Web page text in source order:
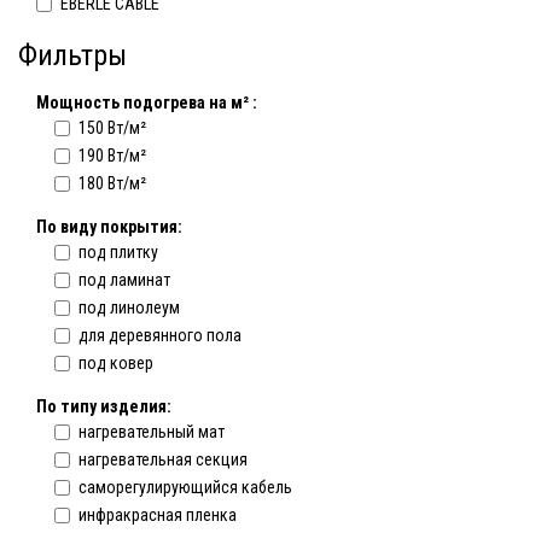
Фильтры
Мощность подогрева на м² :
150 Вт/м²
190 Вт/м²
180 Вт/м²
По виду покрытия:
под плитку
под ламинат
под линолеум
для деревянного пола
под ковер
По типу изделия:
нагревательный мат
нагревательная секция
саморегулирующийся кабель
инфракрасная пленка